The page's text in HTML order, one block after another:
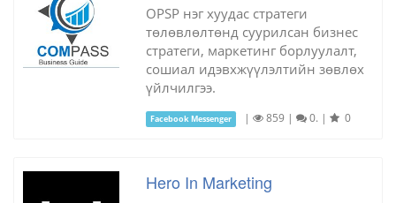
OPSP нэг хуудас стратеги
төлөвлөлтөнд суурилсан бизнес
стратеги, маркетинг борлуулалт,
сошиал идэвхжүүлэлтийн зөвлөх
үйлчилгээ.
Facebook Messenger | 859 | 0. | 0
Hero In Marketing